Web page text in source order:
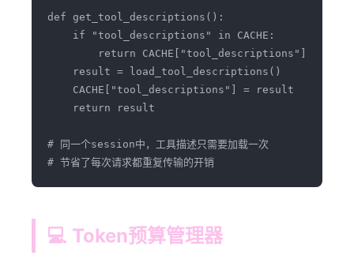
def get_tool_descriptions():
# 同一个session中，工具描述只需要加载一次
💻 Token预算管理器